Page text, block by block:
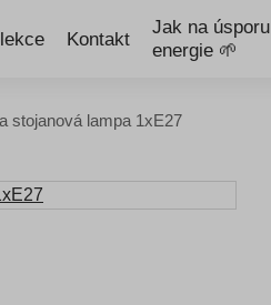
Kontakt
Jak na úsporu
energie 🌱
stojanová lampa 1xE27